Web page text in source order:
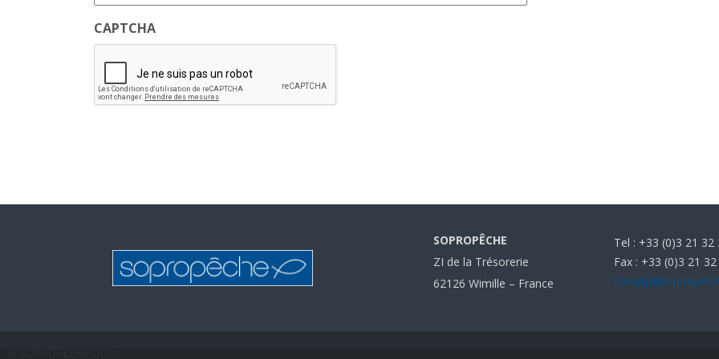
CAPTCHA
SOPROPÊCHE
ZI de la Trésorerie
62126 Wimille – France
Tel : +33 (0)3 21 32
Fax : +33 (0)3 21